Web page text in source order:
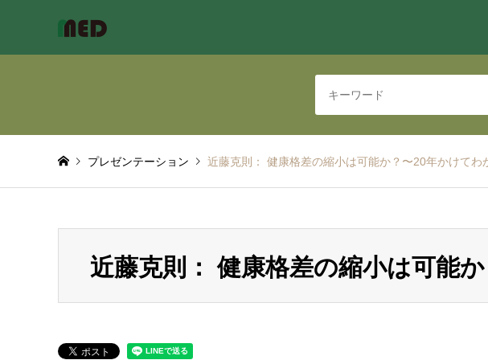
プレゼンテーション 近藤克則： 健康格差の縮小は可能か？〜20年かけてわ
近藤克則： 健康格差の縮小は可能